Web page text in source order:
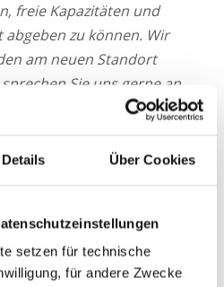
Details Über Cookies
setzen für technische
für andere Zwecke
freie Kapazitäten und
zu können. Wir
am neuen Standort
Sie uns gerne an
durchgeführt.
Standort setzen eine